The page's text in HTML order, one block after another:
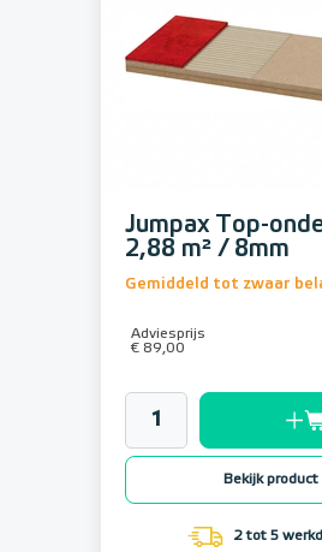
Jumpax Top-
2,88 m² / 8mm
Gemiddeld tot zwaar
Adviesprijs
€ 89,00
Bekijk product
2 tot 5